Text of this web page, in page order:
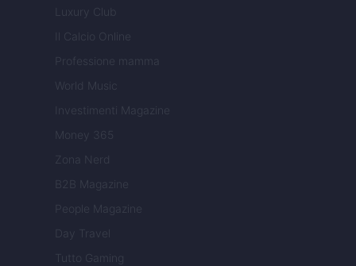
Luxury Club
Il Calcio Online
Professione mamma
World Music
Investimenti Magazine
Money 365
Zona Nerd
B2B Magazine
People Magazine
Day Travel
Tutto Gaming